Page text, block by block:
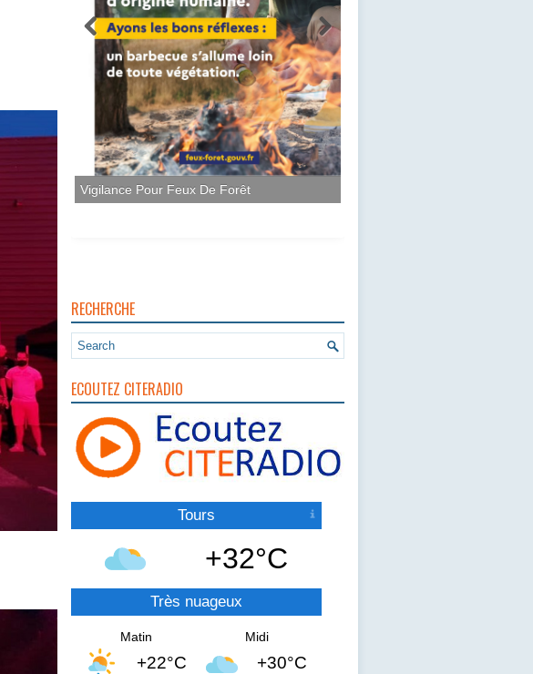
RECHERCHE
ECOUTEZ CITERADIO
Tours
+32°C
Très nuageux
Matin
+22°C
Midi
+30°C